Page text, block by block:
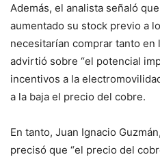
Además, el analista señaló
aumentado su stock previo a
necesitarían comprar tanto en
advirtió sobre “el potencial
incentivos a la
a la baja el precio del cobre.
En tanto, Juan Ignacio
precisó que “el precio del